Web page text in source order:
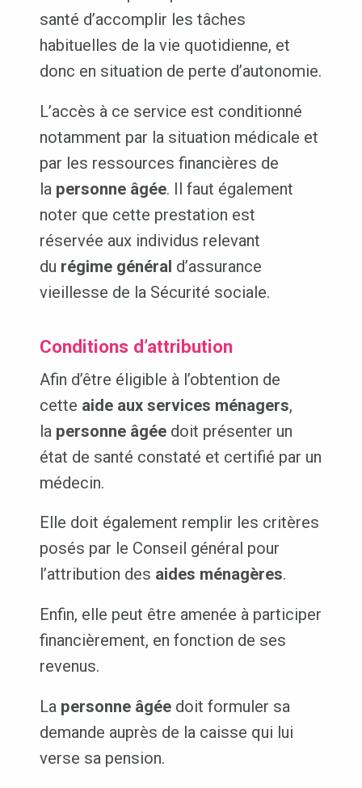
santé d’accomplir les tâches
habituelles de la vie quotidienne, et
donc en situation de perte d’autonomie.
L’accès à ce service est conditionné
notamment par la situation médicale et
par les ressources financières de
la personne âgée. Il faut également
noter que cette prestation est
réservée aux individus relevant
du régime général d’assurance
vieillesse de la Sécurité sociale.
Conditions d’attribution
Afin d’être éligible à l’obtention de
cette aide aux services ménagers,
la personne âgéedoit présenter un
état de santé constaté et certifié par un
médecin.
Elle doit également remplir les critères
posés par le Conseil général pour
l’attribution des aides ménagères.
Enfin, elle peut être amenée à participer
financièrement, en fonction de ses
revenus.
La personne âgéedoit formuler sa
demande auprès de la caisse qui lui
verse sa pension.